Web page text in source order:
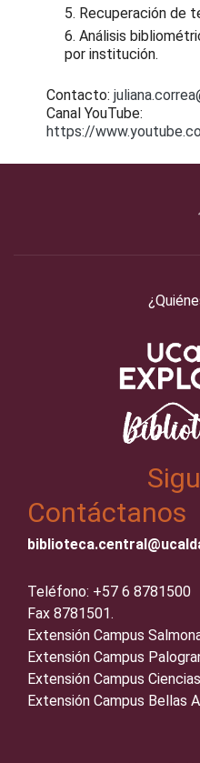
Recuperación de
Análisis
por institución.
Contacto:
Canal YouTube:
https://
Contáctanos
Teléfono: +57 6 8781500
Fax 8781501.
Extensión Campus
Extensión Campus
Extensión Campus
Extensión Campus Bellas